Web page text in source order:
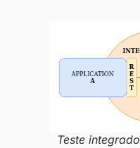
Teste